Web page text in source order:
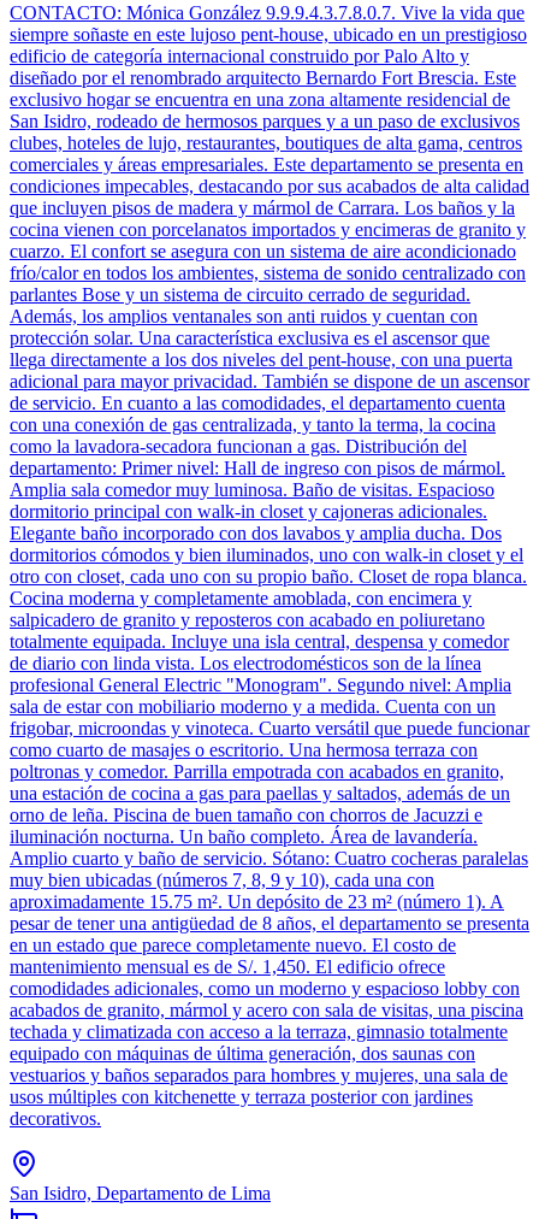
CONTACTO: Mónica González 9.9.9.4.3.7.8.0.7. Vive la vida que
siempre soñaste en este lujoso pent-house, ubicado en un prestigioso
edificio de categoría internacional construido por Palo Alto y
diseñado por el renombrado arquitecto Bernardo Fort Brescia. Este
exclusivo hogar se encuentra en una zona altamente residencial de
San Isidro, rodeado de hermosos parques y a un paso de exclusivos
clubes, hoteles de lujo, restaurantes, boutiques de alta gama, centros
comerciales y áreas empresariales. Este departamento se presenta en
condiciones impecables, destacando por sus acabados de alta calidad
que incluyen pisos de madera y mármol de Carrara. Los baños y la
cocina vienen con porcelanatos importados y encimeras de granito y
cuarzo. El confort se asegura con un sistema de aire acondicionado
frío/calor en todos los ambientes, sistema de sonido centralizado con
parlantes Bose y un sistema de circuito cerrado de seguridad.
Además, los amplios ventanales son anti ruidos y cuentan con
protección solar. Una característica exclusiva es el ascensor que
llega directamente a los dos niveles del pent-house, con una puerta
adicional para mayor privacidad. También se dispone de un ascensor
de servicio. En cuanto a las comodidades, el departamento cuenta
con una conexión de gas centralizada, y tanto la terma, la cocina
como la lavadora-secadora funcionan a gas. Distribución del
departamento: Primer nivel: Hall de ingreso con pisos de mármol.
Amplia sala comedor muy luminosa. Baño de visitas. Espacioso
dormitorio principal con walk-in closet y cajoneras adicionales.
Elegante baño incorporado con dos lavabos y amplia ducha. Dos
dormitorios cómodos y bien iluminados, uno con walk-in closet y el
otro con closet, cada uno con su propio baño. Closet de ropa blanca.
Cocina moderna y completamente amoblada, con encimera y
salpicadero de granito y reposteros con acabado en poliuretano
totalmente equipada. Incluye una isla central, despensa y comedor
de diario con linda vista. Los electrodomésticos son de la línea
profesional General Electric "Monogram". Segundo nivel: Amplia
sala de estar con mobiliario moderno y a medida. Cuenta con un
frigobar, microondas y vinoteca. Cuarto versátil que puede funcionar
como cuarto de masajes o escritorio. Una hermosa terraza con
poltronas y comedor. Parrilla empotrada con acabados en granito,
una estación de cocina a gas para paellas y saltados, además de un
orno de leña. Piscina de buen tamaño con chorros de Jacuzzi e
iluminación nocturna. Un baño completo. Área de lavandería.
Amplio cuarto y baño de servicio. Sótano: Cuatro cocheras paralelas
muy bien ubicadas (números 7, 8, 9 y 10), cada una con
aproximadamente 15.75 m². Un depósito de 23 m² (número 1). A
pesar de tener una antigüedad de 8 años, el departamento se presenta
en un estado que parece completamente nuevo. El costo de
mantenimiento mensual es de S/. 1,450. El edificio ofrece
comodidades adicionales, como un moderno y espacioso lobby con
acabados de granito, mármol y acero con sala de visitas, una piscina
techada y climatizada con acceso a la terraza, gimnasio totalmente
equipado con máquinas de última generación, dos saunas con
vestuarios y baños separados para hombres y mujeres, una sala de
usos múltiples con kitchenette y terraza posterior con jardines
decorativos.
San Isidro, Departamento de Lima